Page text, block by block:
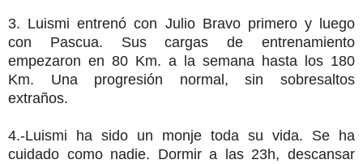
3. Luismi entrenó con Julio Bravo primero y luego
con Pascua. Sus cargas de entrenamiento
empezaron en 80 Km. a la semana hasta los 180
Km. Una progresión normal, sin sobresaltos
extraños.
4.-Luismi ha sido un monje toda su vida. Se ha
cuidado como nadie. Dormir a las 23h, descansar